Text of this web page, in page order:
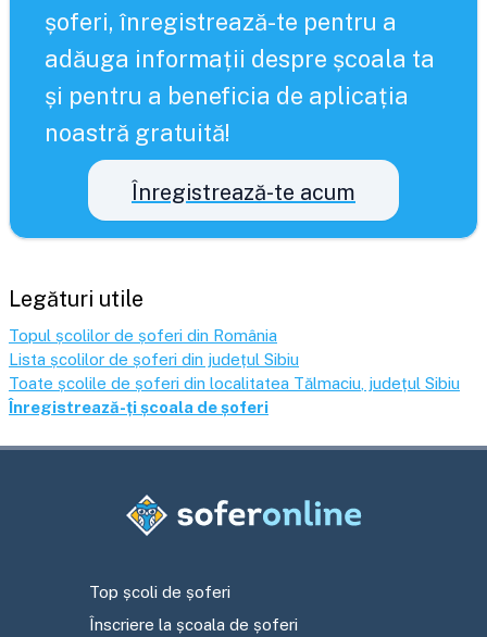
șoferi, înregistrează-te pentru a
adăuga informații despre școala ta
și pentru a beneficia de aplicația
noastră gratuită!
Înregistrează-te acum
Legături utile
Topul școlilor de șoferi din România
Lista școlilor de șoferi din județul Sibiu
Toate școlile de șoferi din localitatea Tălmaciu , județul Sibiu
Înregistrează-ți școala de șoferi
Top școli de șoferi
Înscriere la școala de șoferi